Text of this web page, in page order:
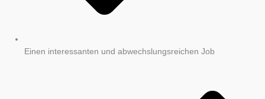
Einen interessanten und abwechslungsreichen Job